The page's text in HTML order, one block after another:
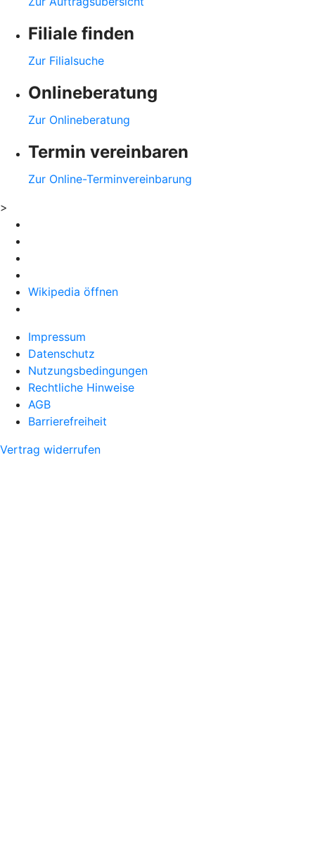
Filiale finden
Zur Filialsuche
Onlineberatung
Zur Onlineberatung
Termin vereinbaren
Zur Online-Terminvereinbarung
>
Wikipedia öffnen
Impressum
Datenschutz
Nutzungsbedingungen
Rechtliche Hinweise
AGB
Barrierefreiheit
Vertrag widerrufen